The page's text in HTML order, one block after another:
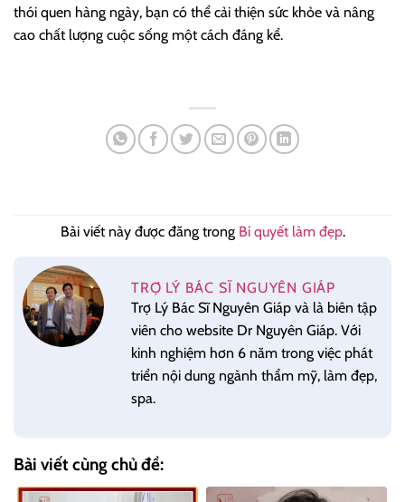
thói quen hàng ngày, bạn có thể cải thiện sức khỏe và nâng
cao chất lượng cuộc sống một cách đáng kể.
Bài viết này được đăng trong Bí quyết làm đẹp.
TRỢ LÝ BÁC SĨ NGUYÊN GIÁP
Trợ Lý Bác Sĩ Nguyên Giáp và là biên tập
viên cho website Dr Nguyên Giáp. Với
kinh nghiệm hơn 6 năm trong việc phát
triển nội dung ngành thẩm mỹ, làm đẹp,
spa.
Bài viết cùng chủ đề: